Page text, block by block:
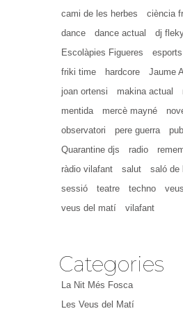
cami de les herbes
ciència
dance
dance actual dj
Escolàpies Figueres
esports
friki time
hardcore
Jaume
joan ortensi
makina actual
mentida
mercè mayné
observatori
pere guerra
Quarantine djs
radio
ràdio vilafant
salut
saló de
sessió
teatre techno
veus
veus del matí
vilafant
Categories
La Nit Més Fosca
Les Veus del Matí